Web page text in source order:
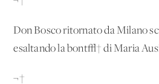
Don Bosco ritornato da Milano
esaltando la bont√† di Maria
¬†